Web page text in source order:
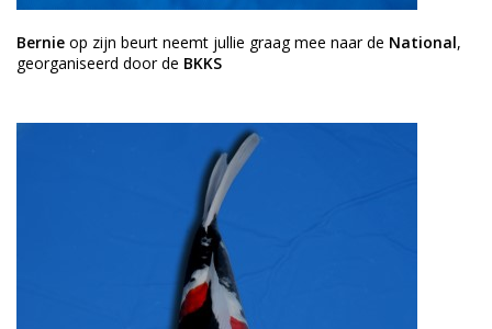
Bernie op zijn beurt neemt jullie graag mee naar de National,
georganiseerd door de BKKS